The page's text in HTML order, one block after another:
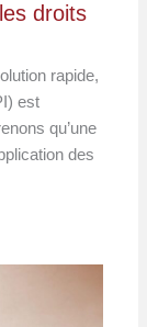
droits
rapide,
est
qu’une
des